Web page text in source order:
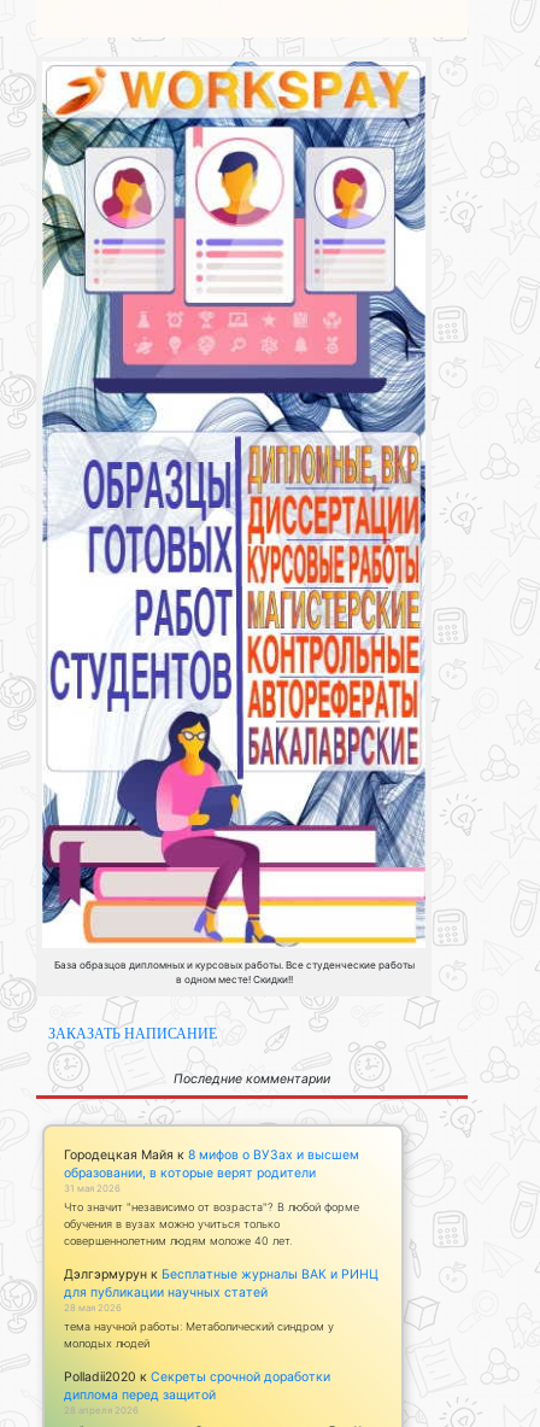
База образцов дипломных и курсовых работы. Все студенческие работы
в одном месте! Скидки!!
ЗАКАЗАТЬ НАПИСАНИЕ
Последние комментарии
Городецкая Майя к 8 мифов о ВУЗах и высшем
образовании, в которые верят родители
31 мая 2026
Что значит "независимо от возраста"? В любой форме
обучения в вузах можно учиться только
совершеннолетним людям моложе 40 лет.
Дэлгэрмурун к Бесплатные журналы ВАК и РИНЦ
для публикации научных статей
28 мая 2026
тема научной работы: Метаболический синдром у
молодых людей
Polladii2020 к Секреты срочной доработки
диплома перед защитой
28 апреля 2026